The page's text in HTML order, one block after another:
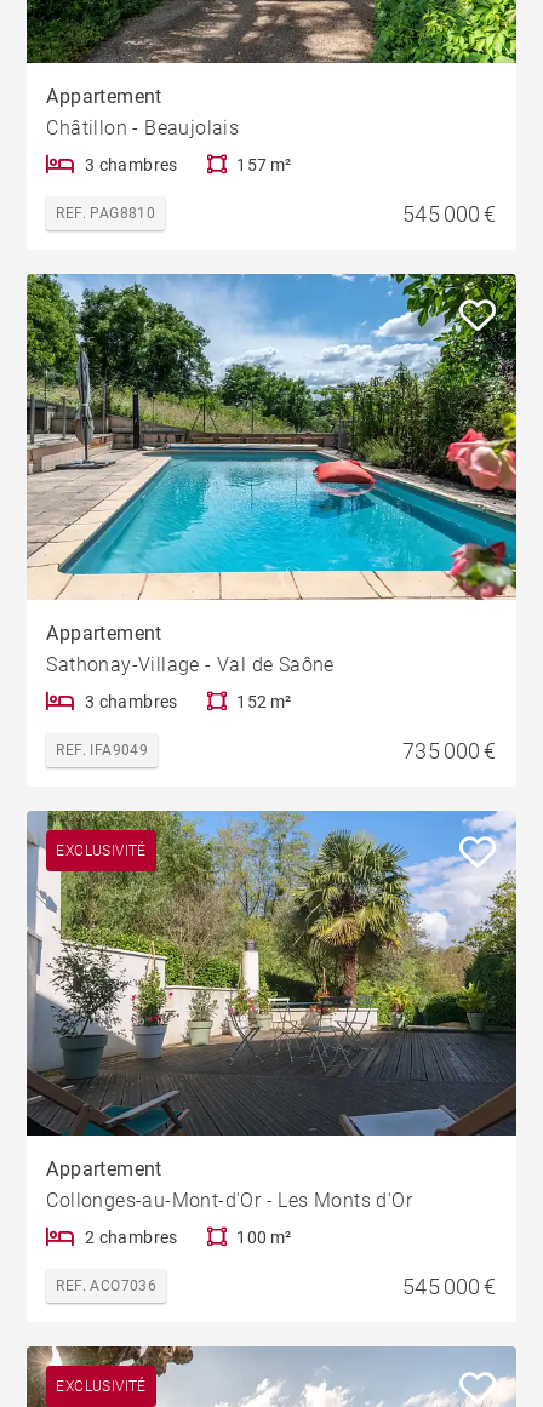
Appartement
Châtillon - Beaujolais
3 chambres 157 m²
REF. PAG8810 545 000 €
Appartement
Sathonay-Village - Val de Saône
3 chambres 152 m²
REF. IFA9049 735 000 €
EXCLUSIVITÉ
Appartement
Collonges-au-Mont-d'Or - Les Monts d'Or
2 chambres 100 m²
REF. ACO7036 545 000 €
EXCLUSIVITÉ